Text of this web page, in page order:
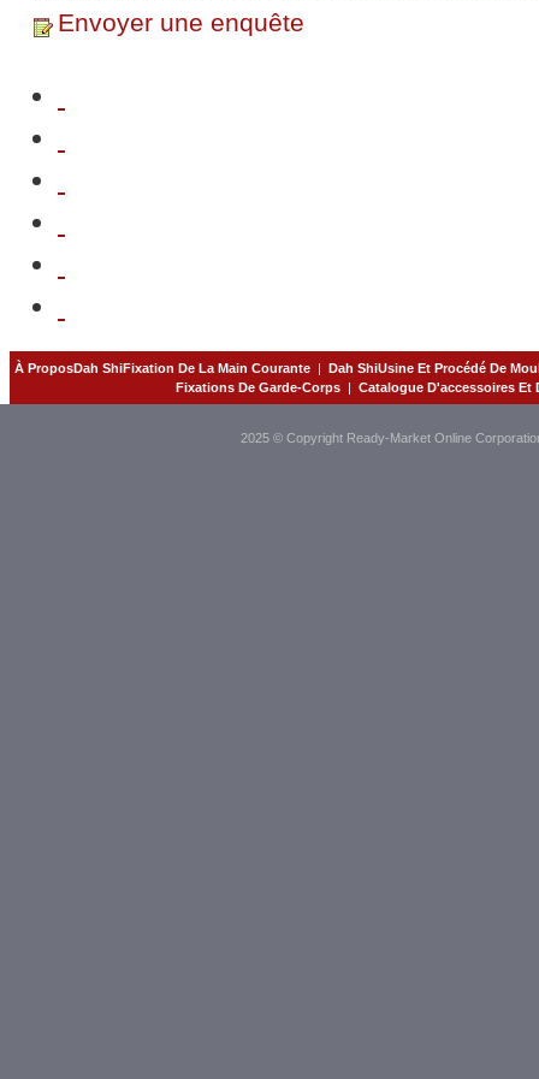
Envoyer une enquête
À ProposDah ShiFixation De La Main Courante | Dah ShiUsine Et Procédé De
Fixations De Garde-Corps |Catalogue D'accessoires Et
2025 © Copyright Ready-Market Online